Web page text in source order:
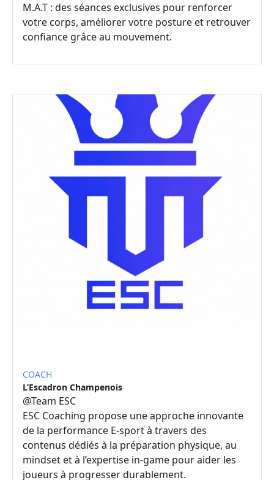
M.A.T : des séances exclusives pour renforcer
votre corps, améliorer votre posture et retrouver
confiance grâce au mouvement.
COACH
L’Escadron Champenois
@Team ESC
ESC Coaching propose une approche innovante
de la performance E-sport à travers des
contenus dédiés à la préparation physique, au
mindset et à l’expertise in-game pour aider les
joueurs à progresser durablement.